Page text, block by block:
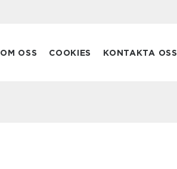
OM OSS COOKIES KONTAKTA OSS